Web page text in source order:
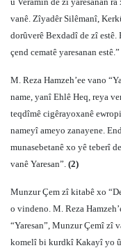
vanê. Zîyadêr Silêmanî,
dorûverê Bexdadî de zî
çend cematê yaresanan estê.”
M. Reza Hamzeh’ee vano
name, yanî Ehlê Heq, reya
teqdîmê cigêrayoxanê
nameyî ameyo zanayene.
munasebetanê xo yê teberî
vanê Yaresan”. (2)
Munzur Çem zî kitabê xo
o vindeno. M. Reza
“Yaresan”, Munzur Çemî zî
komelî bi kurdkî Kakayî yo û